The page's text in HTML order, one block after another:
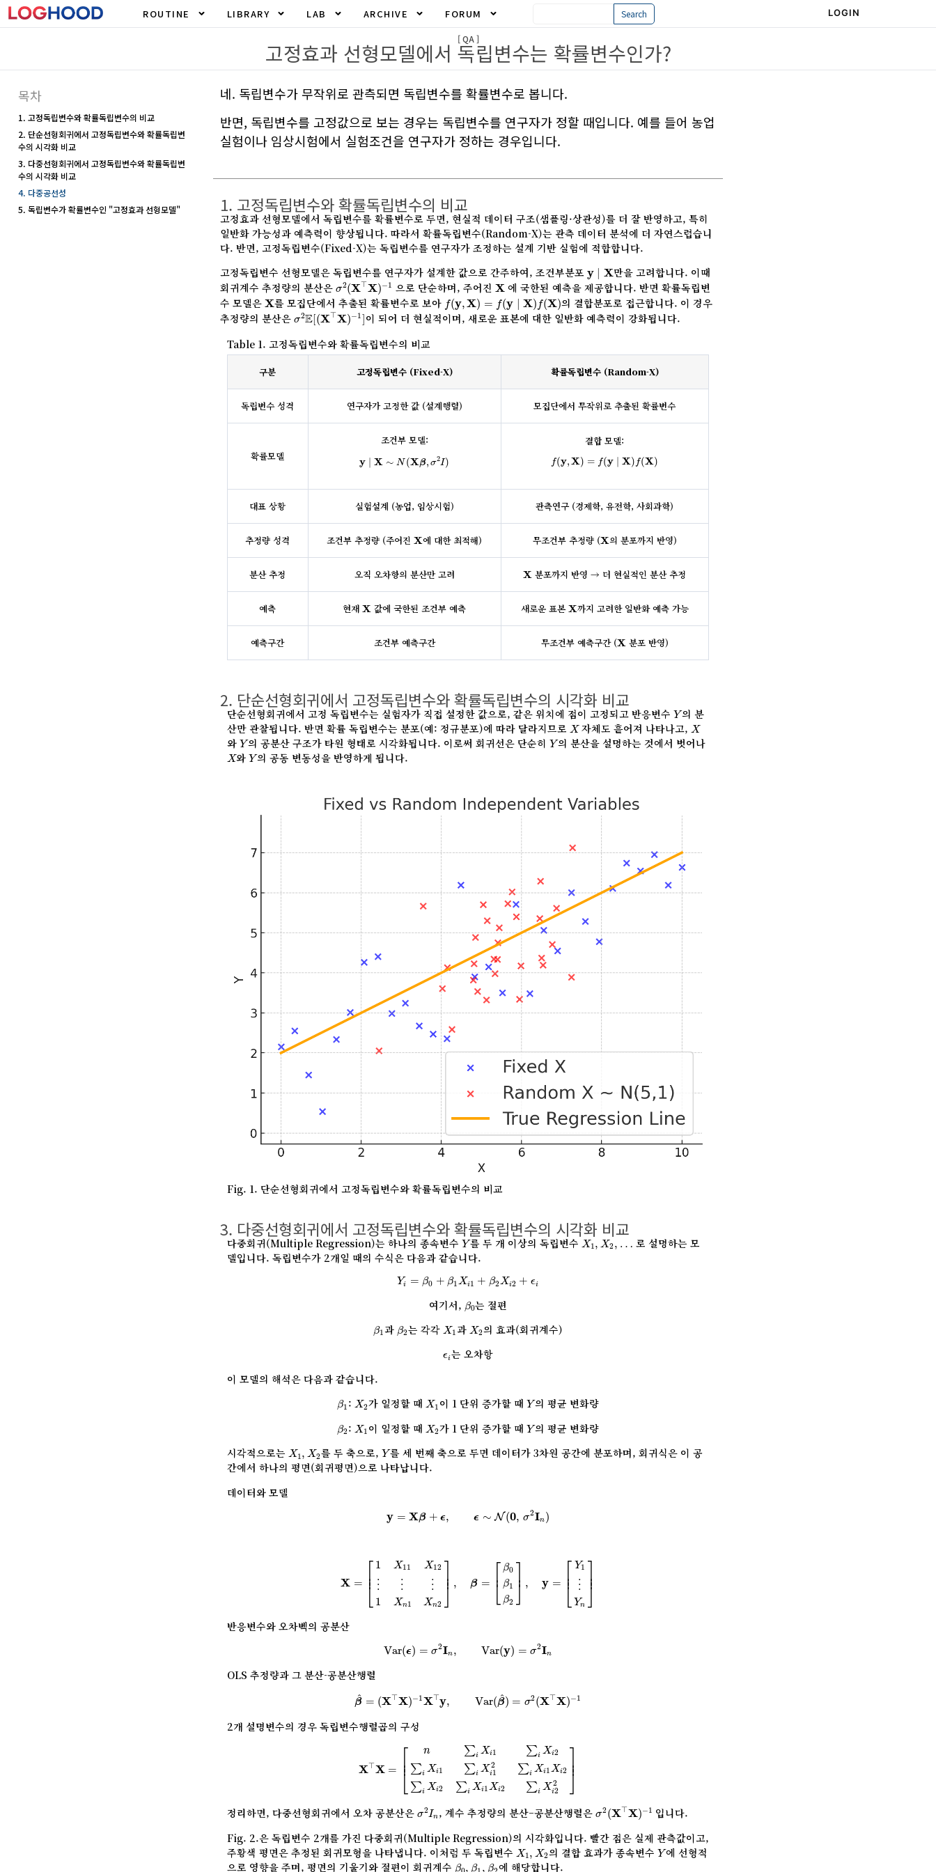
ROUTINE LIBRARY LAB ARCHIVE FORUM Search LOGIN
[ QA ]
고정효과 선형모델에서 독립변수는 확률변수인가?
목차
1. 고정독립변수와 확률독립변수의 비교
2. 단순선형회귀에서 고정독립변수와 확률독립변
수의 시각화 비교
3. 다중선형회귀에서 고정독립변수와 확률독립변
수의 시각화 비교
4. 다중공선성
5. 독립변수가 확률변수인 "고정효과 선형모델"
네. 독립변수가 무작위로 관측되면 독립변수를 확률변수로 봅니다.
반면, 독립변수를 고정값으로 보는 경우는 독립변수를 연구자가 정할 때입니다. 예를 들어 농업
실험이나 임상시험에서 실험조건을 연구자가 정하는 경우입니다.
1. 고정독립변수와 확률독립변수의 비교
고정효과 선형모델에서 독립변수를 확률변수로 두면, 현실적 데이터 구조(샘플링·상관성)를 더 잘 반영하고, 특히
일반화 가능성과 예측력이 향상됩니다. 따라서 확률독립변수(Random-X)는 관측 데이터 분석에 더 자연스럽습니
다. 반면, 고정독립변수(Fixed-X)는 독립변수를 연구자가 조정하는 설계 기반 실험에 적합합니다.
고정독립변수 선형모델은 독립변수를 연구자가 설계한 값으로 간주하여, 조건부분포 y X
y∣ X
만을 고려합니다. 이때
회귀계수 추정량의 분산은 σ2(X⊤X)−1
σ2(X⊤X)−1으로 단순하며, 주어진 X
X에 국한된 예측을 제공합니다. 반면 확률독립변
수 모델은 X
X를 모집단에서 추출된 확률변수로 보아 f(y,X) = f(y X) f(X)
f(y, X)=f (y X)f(X)
의 결합분포로 접근합니다. 이 경우
추정량의 분산은 σ2E[(X⊤X)−1]
σ2E[(X⊤X)−1]이 되어 더 현실적이며, 새로운 표본에 대한 일반화 예측력이 강화됩니다.
Table 1. 고정독립변수와 확률독립변수의 비교
구분 고정독립변수 (Fixed-X) 확률독립변수 (Random-X)
독립변수 성격 연구자가 고정한 값 (설계행렬) 모집단에서 무작위로 추출된 확률변수
확률모델
조건부 모델:
y X ∼ N (Xβ, σ2I)
y ∣X N(Xβ,σ I)
결합 모델:
f(y,X) = f(y X) f(X)
f (y,X f(y∣ X )f(X)
대표 상황 실험설계 (농업, 임상시험) 관측연구 (경제학, 유전학, 사회과학)
추정량 성격 조건부 추정량 (주어진 X
X에 대한 최적해) 무조건부 추정량 (X
X의 분포까지 반영)
분산 추정 오직 오차항의 분산만 고려 X
X 분포까지 반영 → 더 현실적인 분산 추정
예측 현재 X
X 값에 국한된 조건부 예측 새로운 표본 X
X까지 고려한 일반화 예측 가능
예측구간 조건부 예측구간 무조건부 예측구간 (X
X 분포 반영)
2. 단순선형회귀에서 고정독립변수와 확률독립변수의 시각화 비교
단순선형회귀에서 고정 독립변수는 실험자가 직접 설정한 값으로, 같은 위치에 점이 고정되고 반응변수 Y
Y의 분
산만 관찰됩니다. 반면 확률 독립변수는 분포(예: 정규분포)에 따라 달라지므로 X
X자체도 흩어져 나타나고,X
X
와 Y
Y의 공분산 구조가 타원 형태로 시각화됩니다. 이로써 회귀선은 단순히 Y
Y의 분산을 설명하는 것에서 벗어나
X
X와Y
Y의 공동 변동성을 반영하게 됩니다.
Fig. 1. 단순선형회귀에서 고정독립변수와 확률독립변수의 비교
3. 다중선형회귀에서 고정독립변수와 확률독립변수의 시각화 비교
다중회귀(Multiple Regression)는 하나의 종속변수 Y
Y를 두 개 이상의 독립변수 X1, X2, …
X1, X2,…
로 설명하는 모
델입니다. 독립변수가 2개일 때의 수식은 다음과 같습니다.
Yi = β0 + β1 Xi1 + β2Xi2 + ϵi
Yi =β + β1 Xi +β 2Xi2 ϵ
여기서, β0
β0는 절편
β1
β1과 β2
β2는 각각 X1
X1과 X2
X2의 효과(회귀계수)
ϵi
ϵi는 오차항
이 모델의 해석은 다음과 같습니다.
β1
β 1:X2
X2가 일정할 때 X1
X1 이 1 단위 증가할 때 Y
Y의 평균 변화량
β2
β 2: X1
X1 이 일정할 때 X2
X2가 1 단위 증가할 때 Y
Y의 평균 변화량
시각적으로는 X1 , X2
X1 X2를 두 축으로, Y
Y를 세 번째 축으로 두면 데이터가 3차원 공간에 분포하며, 회귀식은 이 공
간에서 하나의 평면(회귀평면)으로 나타납니다.
데이터와 모델
y = Xβ + ϵ, ϵ ∼ N (0, σ2In)
y=Xβ σ2In
X = ⎡
⎢ ⎢⎣
1 X11 X12
⋮ ⋮
⋮
1
Xn1 Xn2
⎤⎥ ⎥
⎦ , β = ⎡
⎢⎣
β0
β1
β2
⎤⎥
⎦ , y = ⎡
⎢ ⎢⎣
Y1
⋮
Yn
⎤⎥ ⎥
⎦
X11 12⋮ ⋮ X β= [β 0 [Y1 ⋮
반응변수와 오차벡의 공분산
Var(ϵ) = σ2In, Var(y) = σ2In
Var )=σ2 Var( )=σ n
OLS 추정량과 그 분산-공분산행렬
^
β = (X⊤X)−1 X⊤y, Var(^
β) = σ2(X⊤X)−1
^=(X⊤ )−1X Var( ^ )= X⊤X)−1
2개 설명변수의 경우 독립변수행렬곱의 구성
X⊤X = ⎡
⎢ ⎢⎣
n ∑i Xi1 ∑i Xi2
∑i Xi1 ∑i X 2
i1 ∑i Xi1Xi2
∑i Xi2 ∑i Xi1Xi2 ∑i X 2
i2
⎤⎥ ⎥
⎦
∑ i1 ∑ Xi1 12∑ iX Xi
정리하면, 다중선형회귀에서 오차 공분산은 σ2In
σ2I , 계수 추정량의 분산–공분산행렬은σ2(X⊤X)−1
σ2(X⊤X)−1 입니다.
Fig. 2.은 독립변수 2개를 가진 다중회귀(Multiple Regression)의 시각화입니다. 빨간 점은 실제 관측값이고,
주황색 평면은 추정된 회귀모형을 나타냅니다. 이처럼 두 독립변수 X1, X2
X1 ,X2의 결합 효과가 종속변수 Y
Y에 선형적
으로 영향을 주며, 평면의 기울기와 절편이 회귀계수 β , β , β
β0 β1 ,β2에 해당합니다.